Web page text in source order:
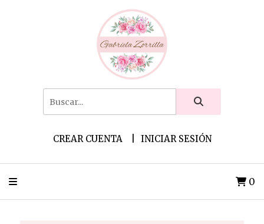
CREAR CUENTA INICIAR SESIÓN
0